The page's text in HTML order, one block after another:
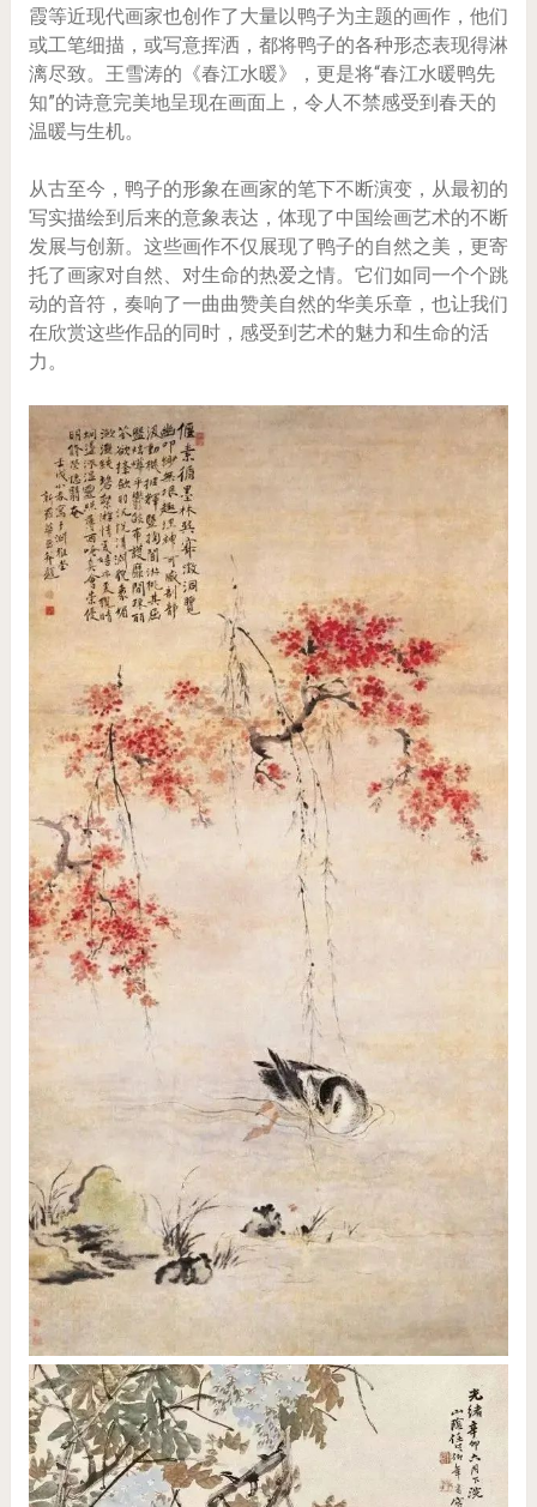
霞等近现代画家也创作了大量以鸭子为主题的画作，他们
或工笔细描，或写意挥洒，都将鸭子的各种形态表现得淋
漓尽致。王雪涛的《春江水暖》，更是将“春江水暖鸭先
知”的诗意完美地呈现在画面上，令人不禁感受到春天的
温暖与生机。
从古至今，鸭子的形象在画家的笔下不断演变，从最初的
写实描绘到后来的意象表达，体现了中国绘画艺术的不断
发展与创新。这些画作不仅展现了鸭子的自然之美，更寄
托了画家对自然、对生命的热爱之情。它们如同一个个跳
动的音符，奏响了一曲曲赞美自然的华美乐章，也让我们
在欣赏这些作品的同时，感受到艺术的魅力和生命的活
力。